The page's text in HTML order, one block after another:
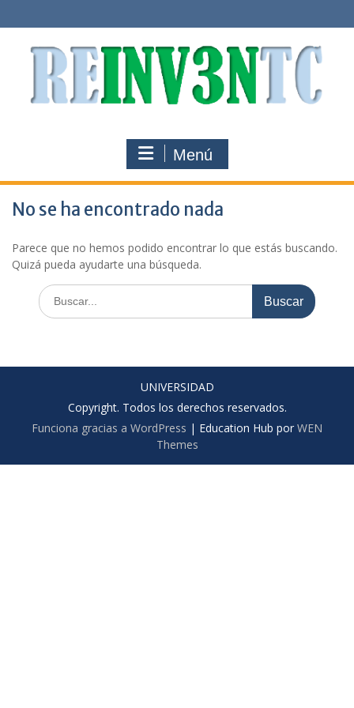
al
Menú
No se ha encontrado nada
Parece que no hemos podido encontrar lo que estás buscando.
Quizá pueda ayudarte una búsqueda.
Buscar:
UNIVERSIDAD
Copyright. Todos los derechos reservados.
Funciona gracias a WordPress | Education Hub por WEN
Themes